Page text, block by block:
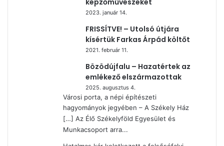
képzőművészeket
2023. január 14.
FRISSÍTVE! – Utolsó útjára
kísértük Farkas Árpád költőt
2021. február 11.
Bözödújfalu – Hazatértek az
emlékező elszármazottak
2025. augusztus 4.
Városi porta, a népi építészeti
hagyományok jegyében – A Székely Ház
[…] Az Élő Székelyföld Egyesület és
Munkacsoport arra...